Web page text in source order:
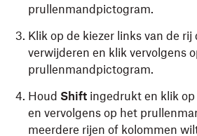
prullenmandpictogram.
Klik op de kiezer links van de rij
verwijderen en klik vervolgens
prullenmandpictogram.
Houd Shift ingedrukt en klik
en vervolgens op het
meerdere rijen of kolommen